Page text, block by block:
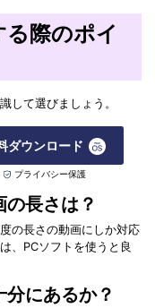
際のポイ
して選びましょう。
ダウンロード
プライバシー保護
長さは？
の長さの動画にしか対応
、PCソフトを使うと良
にあるか？